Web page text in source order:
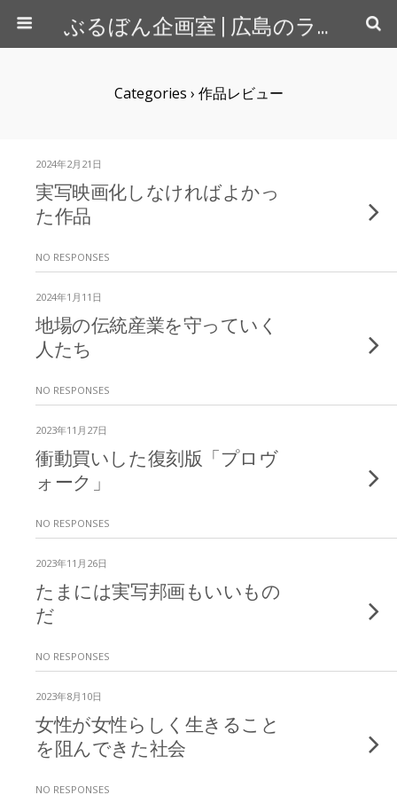
ぶるぼん企画室 | 広島のライター＆カメラマン
Categories › 作品レビュー
2024年2月21日
実写映画化しなければよかっ
た作品
NO RESPONSES
2024年1月11日
地場の伝統産業を守っていく
人たち
NO RESPONSES
2023年11月27日
衝動買いした復刻版「プロヴ
ォーク」
NO RESPONSES
2023年11月26日
たまには実写邦画もいいもの
だ
NO RESPONSES
2023年8月10日
女性が女性らしく生きること
を阻んできた社会
NO RESPONSES